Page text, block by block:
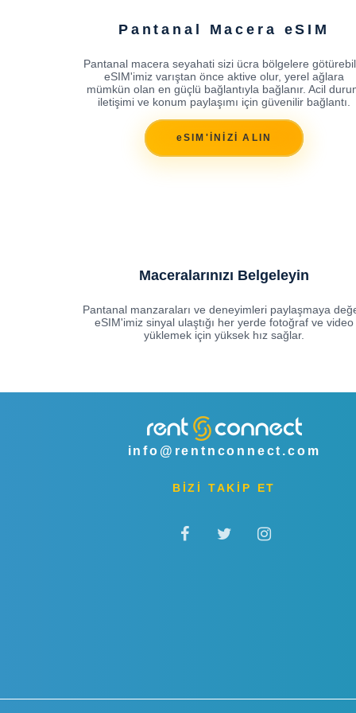
Pantanal Macera eSIM
Pantanal macera seyahati sizi ücra bölgelere
eSIM'imiz varıştan önce aktive olur, yerel ağlara
mümkün olan en güçlü bağlantıyla bağlanır. Acil
iletişimi ve konum paylaşımı için güvenilir bağlantı.
eSIM'İNİZİ ALIN
Maceralarınızı Belgeleyin
Pantanal manzaraları ve deneyimleri paylaşmaya
eSIM'imiz sinyal ulaştığı her yerde fotoğraf ve video
yüklemek için yüksek hız sağlar.
info@rentnconnect.com
BİZİ TAKİP ET